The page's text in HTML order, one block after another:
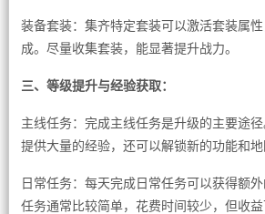
装备套装：集齐特定套装可以激活套装属
成。尽量收集套装，能显著提升战力。
三、等级提升与经验获取：
主线任务：完成主线任务是升级的主要途
提供大量的经验，还可以解锁新的功能和地
日常任务：每天完成日常任务可以获得额
任务通常比较简单，花费时间较少，但收益